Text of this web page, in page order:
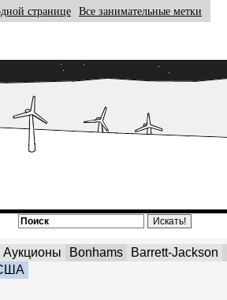
странице Все занимательные метки
Аукционы Bonhams Barrett-Jackson